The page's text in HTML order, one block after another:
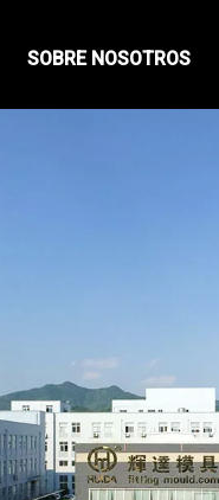
SOBRE NOSOTROS